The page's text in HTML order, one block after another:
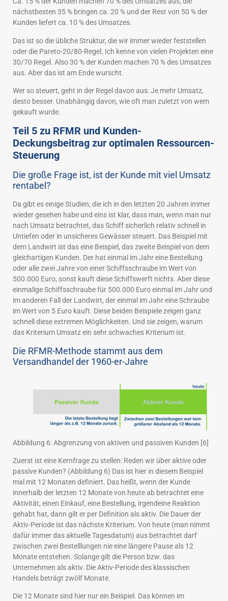
nächstbesten 35 % bringen ca. 20 % und der Rest von 50 % der
Kunden liefert ca. 10 % des Umsatzes.
Das ist so die übliche Struktur, die wir immer wieder feststellen
oder die Pareto-20/80-Regel. Ich kenne von vielen Projekten eine
30/70 Regel. Also 30 % der Kunden machen 70 % des Umsatzes
aus. Aber das ist am Ende wurscht.
Wer so steuert, geht in der Regel davon aus: Je mehr Umsatz,
desto besser. Unabhängig davon, wie oft man zuletzt von wem
gekauft wurde.
Teil 5 zu RFMR und Kunden-
Deckungsbeitrag zur optimalen Ressourcen-
Steuerung
Die große Frage ist, ist der Kunde mit viel Umsatz
rentabel?
Da gibt es einige Studien, die ich in den letzten 20 Jahren immer
wieder gesehen habe und eins ist klar, dass man, wenn man nur
nach Umsatz betrachtet, das Schiff sicherlich relativ schnell in
Untiefen oder in unsicheres Gewässer steuert. Das Beispiel mit
dem Landwirt ist das eine Beispiel, das zweite Beispiel von dem
gleichartigen Kunden. Der hat einmal im Jahr eine Bestellung
oder alle zwei Jahre von einer Schiffsschraube im Wert von
500.000 Euro, sonst kauft diese Schiffswerft nichts. Aber diese
einmalige Schiffsschraube für 500.000 Euro einmal im Jahr und
im anderen Fall der Landwirt, der einmal im Jahr eine Schraube
im Wert von 5 Euro kauft. Diese beiden Beispiele zeigen ganz
schnell diese extremen Möglichkeiten. Und sie zeigen, warum
das Kriterium Umsatz ein sehr schwaches Kriterium ist.
Die RFMR-Methode stammt aus dem
Versandhandel der 1960-er-Jahre
Abbildung 6: Abgrenzung von aktiven und passiven Kunden [6]
Zuerst ist eine Kernfrage zu stellen: Reden wir über aktive oder
passive Kunden? (Abbildung 6) Das ist hier in diesem Beispiel
mal mit 12 Monaten definiert. Das heißt, wenn der Kunde
innerhalb der letzten 12 Monate von heute ab betrachtet eine
Aktivität, einen Einkauf, eine Bestellung, irgendeine Reaktion
gehabt hat, dann gilt er per Definition als aktiv. Die Dauer der
Aktiv-Periode ist das nächste Kriterium. Von heute (man nimmt
dafür immer das aktuelle Tagesdatum) aus betrachtet darf
zwischen zwei Bestelllungen nie eine längere Pause als 12
Monate entstehen. Solange gilt die Person bzw. das
Unternehmen als aktiv. Die Aktiv-Periode des klassischen
Handels beträgt zwölf Monate.
Die 12 Monate sind hier nur ein Beispiel. Das können im